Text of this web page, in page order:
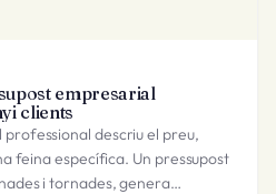
empresarial
clients
descriu el preu,
feina específica. Un pressupost
i tornades, genera